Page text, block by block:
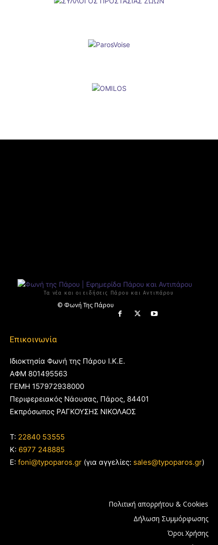
Τα νέα και οι ειδήσεις Πάρου και Αντιπάρου
© Φωνή Της Πάρου
Επικοινωνία
Ιδιοκτησία Φωνή της Πάρου Ι.Κ.Ε.
ΑΦΜ 801495563
ΓΕΜΗ 157972938000
Περιφερειακός Νάουσας, Πάρος, 84401
Εκπρόσωπος ΡΑΓΚΟΥΣΗΣ ΝΙΚΟΛΑΟΣ
T: 22840 53555
Κ: 6977 248885
E: foni@typoparos.gr (για αγγελίες: sales@typoparos.gr)
Πολιτική απορρήτου & Cookies
Δήλωση Συμμόρφωσης
Όροι Χρήσης